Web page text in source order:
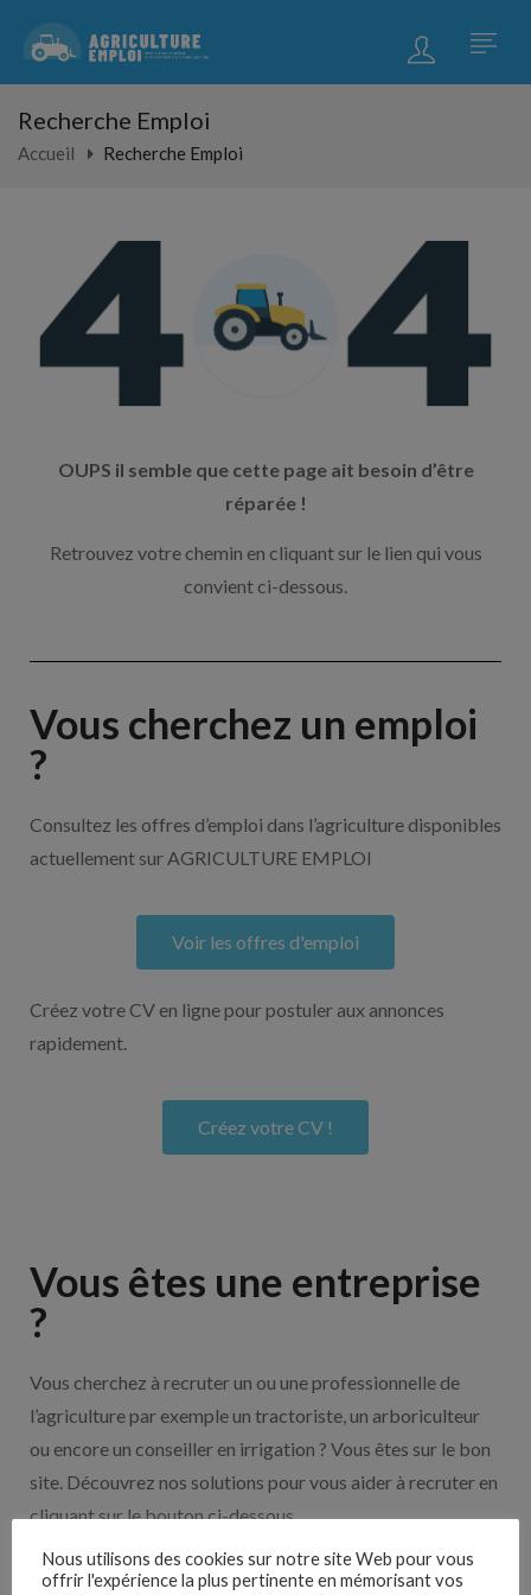
Recherche Emploi
Accueil Recherche Emploi
OUPS il semble que cette page ait besoin d’être
réparée !
Retrouvez votre chemin en cliquant sur le lien qui vous
convient ci-dessous.
Vous cherchez un emploi
?
Consultez les offres d’emploi dans l’agriculture disponibles
actuellement sur AGRICULTURE EMPLOI
Voir les offres d'emploi
Créez votre CV en ligne pour postuler aux annonces
rapidement.
Créez votre CV !
Vous êtes une entreprise
?
Vous cherchez à recruter un ou une professionnelle de
l’agriculture par exemple un tractoriste, un arboriculteur
ou encore un conseiller en irrigation ? Vous êtes sur le bon
site. Découvrez nos solutions pour vous aider à recruter en
cliquant sur le bouton ci-dessous.
Nos solutions entreprises
Nous utilisons des cookies sur notre site Web pour vous
offrir l'expérience la plus pertinente en mémorisant vos